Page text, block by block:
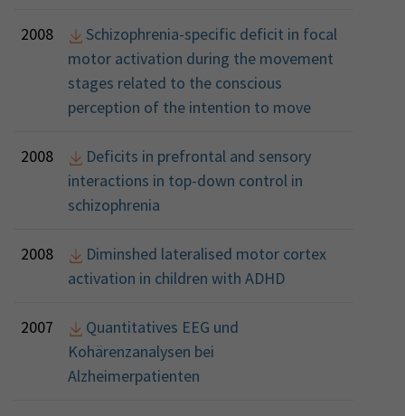
2008
Schizophrenia-specific deficit in focal
motor activation during the movement
stages related to the conscious
perception of the intention to move
2008
Deficits in prefrontal and sensory
interactions in top-down control in
schizophrenia
2008
Diminshed lateralised motor cortex
activation in children with ADHD
2007
Quantitatives EEG und
Kohärenzanalysen bei
Alzheimerpatienten